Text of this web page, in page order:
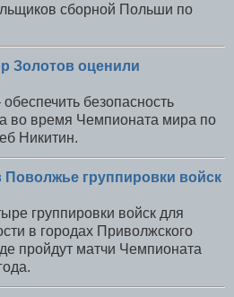
сборной Польши по
Золотов оценили
безопасность
во время Чемпионата мира по
Никитин.
Поволжье группировки войск
группировки войск для
в городах Приволжского
пройдут матчи Чемпионата